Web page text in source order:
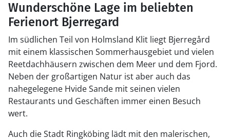
Wunderschöne Lage im beliebten
Ferienort Bjerregard
Im südlichen Teil von Holmsland Klit liegt Bjerregård
mit einem klassischen Sommerhausgebiet und vielen
Reetdachhäusern zwischen dem Meer und dem Fjord.
Neben der großartigen Natur ist aber auch das
nahegelegene Hvide Sande mit seinen vielen
Restaurants und Geschäften immer einen Besuch
wert.
Auch die Stadt Ringköbing lädt mit den malerischen,